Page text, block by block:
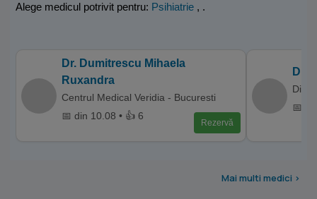
Alege medicul potrivit pentru: Psihiatrie , .
Dr. Dumitrescu Mihaela
Ruxandra
Centrul Medical Veridia - Bucuresti
📅 din 10.08 • 👍 6
Rezervă
Dr.
📅
Mai multi medici >